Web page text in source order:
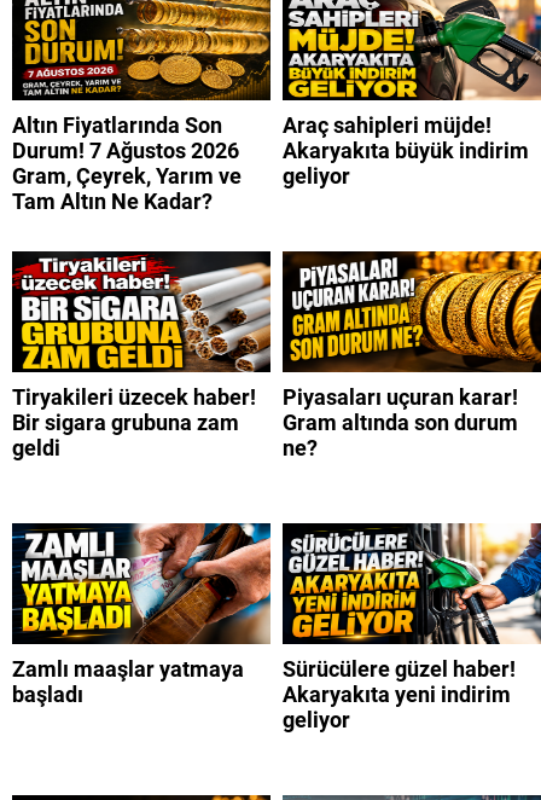
Altın Fiyatlarında Son
Durum! 7 Ağustos 2026
Gram, Çeyrek, Yarım ve
Tam Altın Ne Kadar?
Araç sahipleri müjde!
Akaryakıta büyük indirim
geliyor
Tiryakileri üzecek haber!
Bir sigara grubuna zam
geldi
Piyasaları uçuran karar!
Gram altında son durum
ne?
Zamlı maaşlar yatmaya
başladı
Sürücülere güzel haber!
Akaryakıta yeni indirim
geliyor